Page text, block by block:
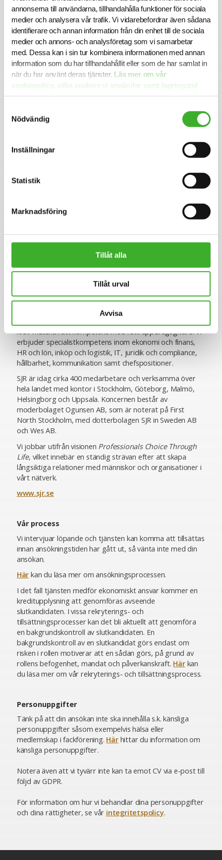
annonserna till användarna, tillhandahålla funktioner för sociala
medier och analysera vår trafik. Vi vidarebefordrar även sådana
identifierare och annan information från din enhet till de sociala
medier och annons- och analysföretag som vi samarbetar
med. Dessa kan i sin tur kombinera informationen med annan
information som du har tillhandahållit eller som de har samlat in
när du har använt deras tjänster. Läs mer om vår
cookiepolicy, vilka cookies vi använder samt lagringstid
här.
Nödvändig
Inställningar
Statistik
Marknadsföring
Tillåt alla
Tillåt urval
Avvisa
På Ledarna blir du en del i en organisation som tillvaratar
chefens intressen och förstår chefsrollen fullt ut. Vi är en
uppskattad arbetsplats med en tydlig vision,
verksamhetsinriktning, mål och värdegrund. Våra
medarbetare har hög kompetens och värdefull erfarenhet.
Vi jobbar tillsammans, bryr oss om varandra och har roligt
på jobbet.
information är du välkommen att kontakta ansvarig
rekryteringskonsult Sara Borgeström på mail
så vänta inte med din ansökan. Alla ansökningar och
Se lediga jobb
SJR är ett av Sveriges ledande och mest erfarna bolag
inom rekrytering och konsultlösningar. Ända sedan starten
1993 har vi varit specialiserade inom såväl
personlighetsbedömning som de områden vi rekryterar
krav matcha rätt kompetens med rätt uppdragsgivare. Vi
erbjuder specialistkompetens inom ekonomi och finans,
HR och lön, inköp och logistik, IT, juridik och compliance,
hållbarhet, kommunikation samt chefspositioner.
SJR är idag cirka 400 medarbetare och verksamma över
hela landet med kontor i Stockholm, Göteborg, Malmö,
Helsingborg och Uppsala. Koncernen består av
moderbolaget Ogunsen AB, som är noterat på First
North Stockholm, med dotterbolagen SJR in Sweden AB
och Wes AB.
Vi jobbar utifrån visionen Professionals Choice Through
Life, vilket innebär en ständig strävan efter att skapa
långsiktiga relationer med människor och organisationer i
vårt nätverk.
www.sjr.se
Vår process
Vi intervjuar löpande och tjänsten kan komma att tillsättas
innan ansökningstiden har gått ut, så vänta inte med din
ansökan.
Här kan du läsa mer om ansökningsprocessen.
I det fall tjänsten medför ekonomiskt ansvar kommer en
kreditupplysning att genomföras avseende
slutkandidaten. I vissa rekryterings- och
tillsättningsprocesser kan det bli aktuellt att genomföra
en bakgrundskontroll av slutkandidaten. En
bakgrundskontroll av en slutkandidat görs endast om
risken i rollen motiverar att en sådan görs, på grund av
rollens befogenhet, mandat och påverkanskraft. Härkan
du läsa mer om vår rekryterings- och tillsättningsprocess.
Personuppgifter
Tänk på att din ansökan inte ska innehålla s.k. känsliga
personuppgifter såsom exempelvis hälsa eller
medlemskap i fackförening. Härhittar du information om
känsliga personuppgifter.
Notera även att vi tyvärr inte kan ta emot CV via e-post till
följd av GDPR.
För information om hur vi behandlar dina personuppgifter
och dina rättigheter, se vår integritetspolicy.